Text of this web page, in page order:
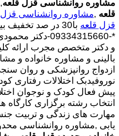
مشاوره روانشناسی قزل قلعه,
قلعه ,مشاوره روانشناسی قزل
قزل قلعه
با30 در صد تخفیف
*-09334315660-
و دکتر متخصص مجرب ارائه
بالینی و مشاوره خانواده و
ازدواج روانپزشکی و روان
نوروفیدبک اختلالات رفتاری
پیش فعال کودک و نوجوان
انتخاب رشته برگزاری
مهارت های زندگی و تربیت
یابی ,مشاوره روانشناسی